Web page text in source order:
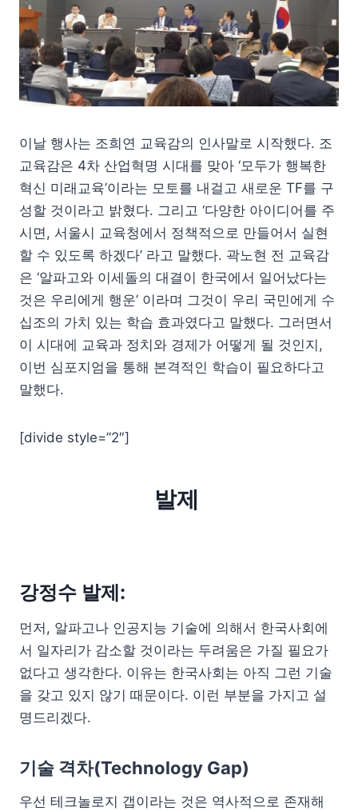
이날 행사는 조희연 교육감의 인사말로 시작했다. 조
교육감은 4차 산업혁명 시대를 맞아 ‘모두가 행복한
혁신 미래교육’이라는 모토를 내걸고 새로운 TF를 구
성할 것이라고 밝혔다. 그리고 ‘다양한 아이디어를 주
시면, 서울시 교육청에서 정책적으로 만들어서 실현
할 수 있도록 하겠다’ 라고 말했다. 곽노현 전 교육감
은 ‘알파고와 이세돌의 대결이 한국에서 일어났다는
것은 우리에게 행운’ 이라며 그것이 우리 국민에게 수
십조의 가치 있는 학습 효과였다고 말했다. 그러면서
이 시대에 교육과 정치와 경제가 어떻게 될 것인지,
이번 심포지엄을 통해 본격적인 학습이 필요하다고
말했다.
[divide style=”2″]
발제
강정수 발제:
먼저, 알파고나 인공지능 기술에 의해서 한국사회에
서 일자리가 감소할 것이라는 두려움은 가질 필요가
없다고 생각한다. 이유는 한국사회는 아직 그런 기술
을 갖고 있지 않기 때문이다. 이런 부분을 가지고 설
명드리겠다.
기술 격차(Technology Gap)
우선 테크놀로지 갭이라는 것은 역사적으로 존재해